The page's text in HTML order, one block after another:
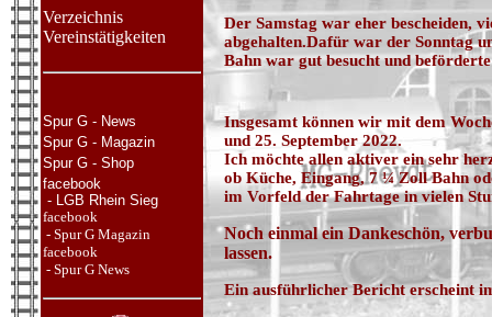
Verzeichnis
Vereinstätigkeiten
Spur G - News
Spur G - Magazin
Spur G - Shop
facebook
- LGB Rhein Sieg
facebook
- Spur G Magazin
facebook
- Spur G News
Der Samstag war eher bescheiden,
abgehalten.Dafür war der Sonntag
Bahn war gut besucht und
Insgesamt können wir mit dem
und 25. September 2022.
Ich möchte allen aktiver ein sehr
ob Küche, Eingang, 7 ¼ Zoll Bahn
im Vorfeld der Fahrtage in vielen
Noch einmal ein Dankeschön,
lassen.
Ein ausführlicher Bericht erscheint